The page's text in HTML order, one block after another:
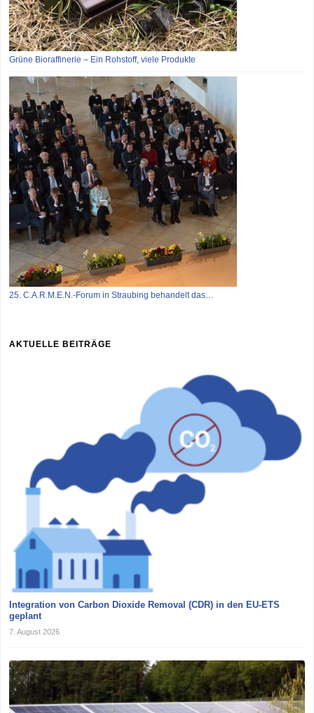
Grüne Bioraffinerie – Ein Rohstoff, viele Produkte
25. C.A.R.M.E.N.-Forum in Straubing behandelt das…
AKTUELLE BEITRÄGE
Integration von Carbon Dioxide Removal (CDR) in den EU-ETS
geplant
7. August 2026